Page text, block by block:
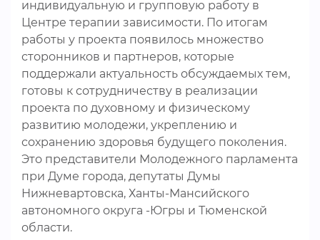
индивидуальную и групповую работу в
Центре терапии зависимости. По итогам
работы у проекта появилось множество
сторонников и партнеров, которые
поддержали актуальность обсуждаемых тем,
готовы к сотрудничеству в реализации
проекта по духовному и физическому
развитию молодежи, укреплению и
сохранению здоровья будущего поколения.
Это представители Молодежного парламента
при Думе города, депутаты Думы
Нижневартовска, Ханты-Мансийского
автономного округа -Югры и Тюменской
области.